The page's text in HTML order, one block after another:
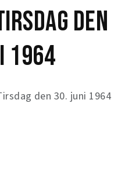
DEN
1964
den 30. juni 1964